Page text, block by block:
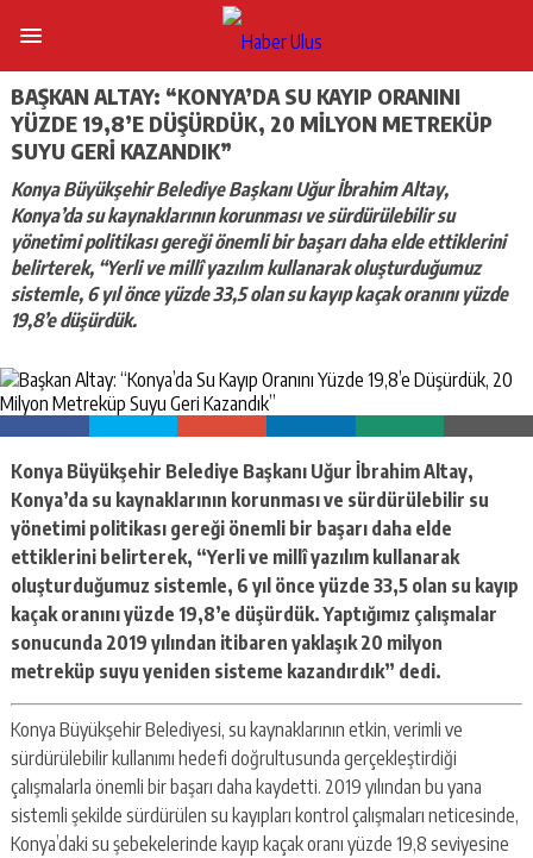
BAŞKAN ALTAY: “KONYA’DA SU KAYIP ORANINI
YÜZDE 19,8’E DÜŞÜRDÜK, 20 MILYON METREKÜP
SUYU GERI KAZANDIK”
Konya Büyükşehir Belediye Başkanı Uğur İbrahim Altay,
Konya’da su kaynaklarının korunması ve sürdürülebilir su
yönetimi politikası gereği önemli bir başarı daha elde ettiklerini
belirterek, “Yerli ve millî yazılım kullanarak oluşturduğumuz
sistemle, 6 yıl önce yüzde 33,5 olan su kayıp kaçak oranını yüzde
19,8’e düşürdük.
Konya Büyükşehir Belediye Başkanı Uğur İbrahim Altay,
Konya’da su kaynaklarının korunması ve sürdürülebilir su
yönetimi politikası gereği önemli bir başarı daha elde
ettiklerini belirterek, “Yerli ve millî yazılım kullanarak
oluşturduğumuz sistemle, 6 yıl önce yüzde 33,5 olan su kayıp
kaçak oranını yüzde 19,8’e düşürdük. Yaptığımız çalışmalar
sonucunda 2019 yılından itibaren yaklaşık 20 milyon
metreküp suyu yeniden sisteme kazandırdık” dedi.
Konya Büyükşehir Belediyesi, su kaynaklarının etkin, verimli ve
sürdürülebilir kullanımı hedefi doğrultusunda gerçekleştirdiği
çalışmalarla önemli bir başarı daha kaydetti. 2019 yılından bu yana
sistemli şekilde sürdürülen su kayıpları kontrol çalışmaları neticesinde,
Konya’daki su şebekelerinde kayıp kaçak oranı yüzde 19,8 seviyesine